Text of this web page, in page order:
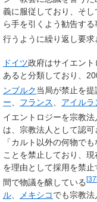
義に服従しており、そ
ら手を引くよう勧告す
行うように繰り返し要求
ドイツ政府はサイエン
あると分類しており、
ンブルク当局が禁止を
ー、 フランス、 アイルラ
イエントロジーを宗教
は、宗教法人として認
「カルト以外の何物で
ことを禁止しており、
を理由として採用を禁
間で物議を醸している[37
ル
メキシコでも宗教法